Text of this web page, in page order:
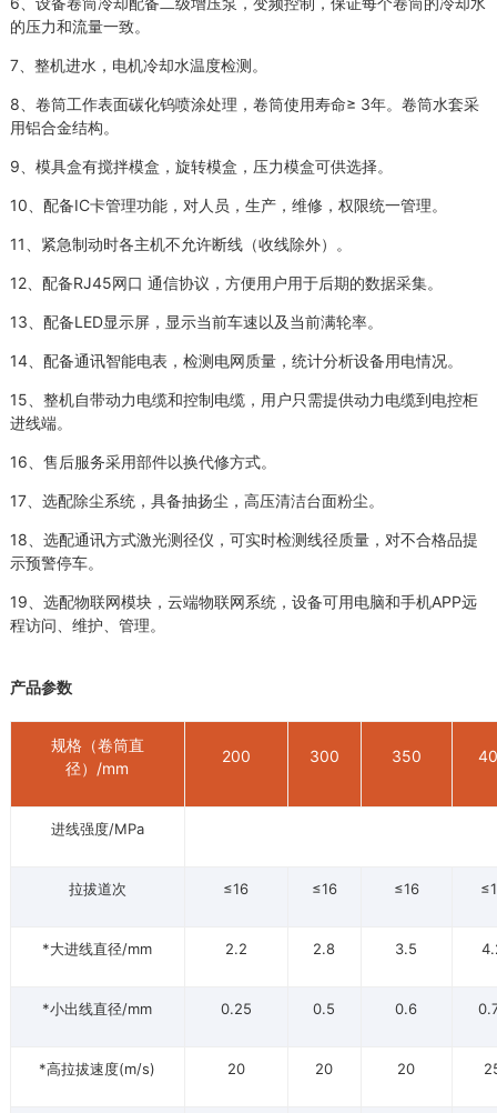
的压力和流量一致。
7、整机进水，电机冷却水温度检测。
8、卷筒工作表面碳化钨喷涂处理，卷筒使用寿命≥ 3年。卷筒水套采
用铝合金结构。
9、模具盒有搅拌模盒，旋转模盒，压力模盒可供选择。
10、配备IC卡管理功能，对人员，生产，维修，权限统一管理。
11、紧急制动时各主机不允许断线（收线除外）。
12、配备RJ45网口 通信协议，方便用户用于后期的数据采集。
13、配备LED显示屏，显示当前车速以及当前满轮率。
14、配备通讯智能电表，检测电网质量，统计分析设备用电情况。
15、整机自带动力电缆和控制电缆，用户只需提供动力电缆到电控柜
进线端。
16、售后服务采用部件以换代修方式。
17、选配除尘系统，具备抽扬尘，高压清洁台面粉尘。
18、选配通讯方式激光测径仪，可实时检测线径质量，对不合格品提
示预警停车。
19、选配物联网模块，云端物联网系统，设备可用电脑和手机APP远
程访问、维护、管理。
产品参数
规格（卷筒直
径）/mm
200 300 350
进线强度/MPa
拉拔道次 ≤16 ≤16 ≤16
*大进线直径/mm 2.2 2.8 3.5
*小出线直径/mm 0.25 0.5 0.6
*高拉拔速度(m/s) 20 20 20